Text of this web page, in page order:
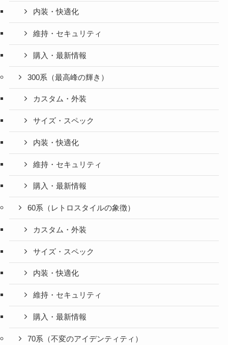
内装・快適化
維持・セキュリティ
購入・最新情報
300系（最高峰の輝き）
カスタム・外装
サイズ・スペック
内装・快適化
維持・セキュリティ
購入・最新情報
60系（レトロスタイルの象徴）
カスタム・外装
サイズ・スペック
内装・快適化
維持・セキュリティ
購入・最新情報
70系（不変のアイデンティティ）